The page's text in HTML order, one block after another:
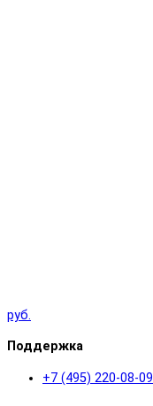
руб.
Поддержка
+7 (495) 220-08-09